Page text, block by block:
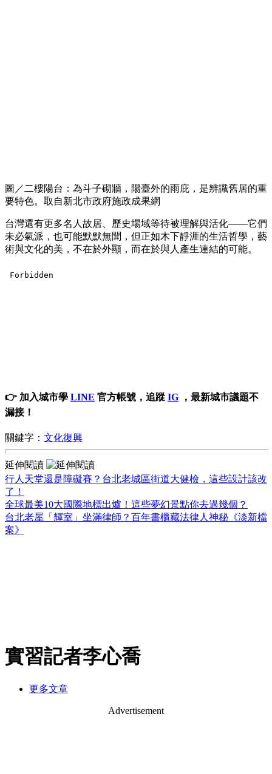
圖／二樓陽台：為斗子砌牆，陽臺外的雨庇，是辨識舊居的重
要特色。取自新北市政府施政成果網
台灣還有更多名人故居、歷史場域等待被理解與活化——它們
未必氣派，也可能默默無聞，但正如木下靜涯的生活哲學，藝
術與文化的美，不在於外顯，而在於與人產生連結的可能。
👉 加入城市學 LINE 官方帳號，追蹤 IG ，最新城市議題不
漏接！
關鍵字： 文化復興
延伸閱讀
行人天堂還是障礙賽？台北老城區街道大健檢，這些設計該改
了！
全球最美10大國際地標出爐！這些夢幻景點你去過幾個？
台北老屋「輝室」坐滿律師？百年書櫃藏法律人神秘《淡新檔
案》
實習記者李心喬
更多文章
Advertisement